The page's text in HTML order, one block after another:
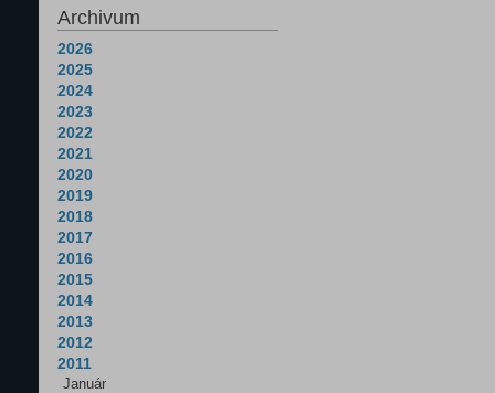
Archivum
2026
2025
2024
2023
2022
2021
2020
2019
2018
2017
2016
2015
2014
2013
2012
2011
Január